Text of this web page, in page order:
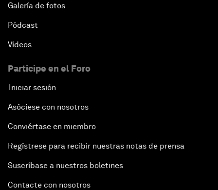
Galería de fotos
Pódcast
Vídeos
Participe en el Foro
Iniciar sesión
Asóciese con nosotros
Conviértase en miembro
Regístrese para recibir nuestras notas de prensa
Suscríbase a nuestros boletines
Contacte con nosotros